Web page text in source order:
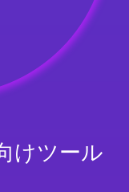
ツ ー ル